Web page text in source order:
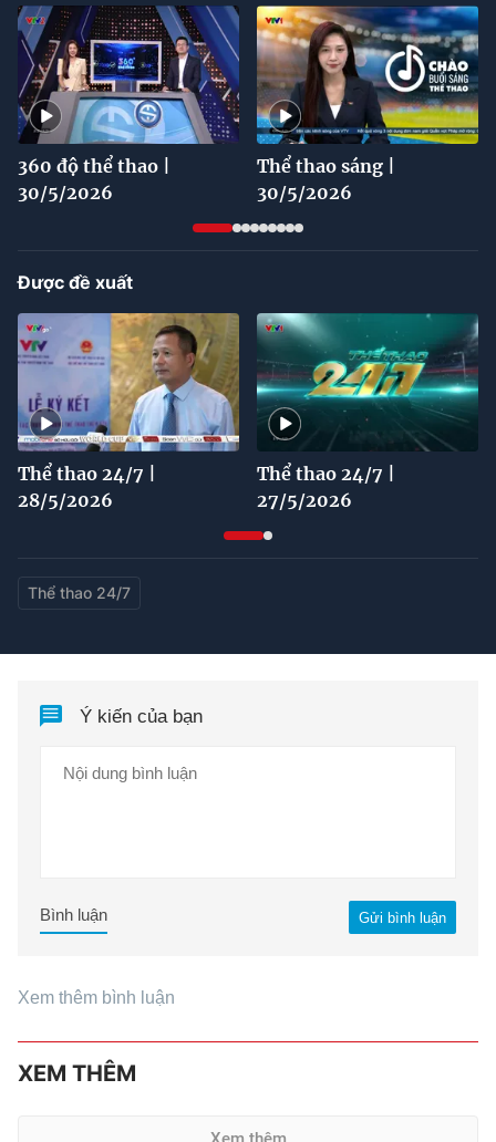
360 độ thể thao |
30/5/2026
Thể thao sáng |
30/5/2026
Được đề xuất
Thể thao 24/7 |
28/5/2026
Thể thao 24/7 |
27/5/2026
Thể thao 24/7
Ý kiến của bạn
Gửi bình luận
Bình luận
Xem thêm bình luận
XEM THÊM